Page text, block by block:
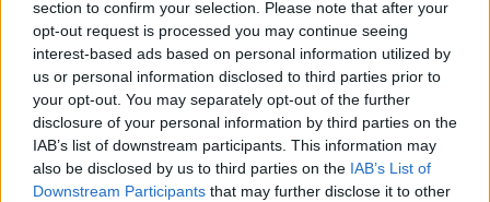
section to confirm your selection. Please note that after your
opt-out request is processed you may continue seeing
interest-based ads based on personal information utilized by
us or personal information disclosed to third parties prior to
your opt-out. You may separately opt-out of the further
disclosure of your personal information by third parties on the
IAB’s list of downstream participants. This information may
also be disclosed by us to third parties on the IAB’s List of
Downstream Participants that may further disclose it to other
ΑΣΤΥΝΟΜΙΑ
Δικογραφία σε βάρος 23χρονου
για τροχαίο στην Πέτρα
Το αυτοκίνητο προσέκρουσε σε
περίφραξη και προστατευτικές
μπάρες – Ο οδηγός φέρεται να
εγκατέλειψε το σημείο